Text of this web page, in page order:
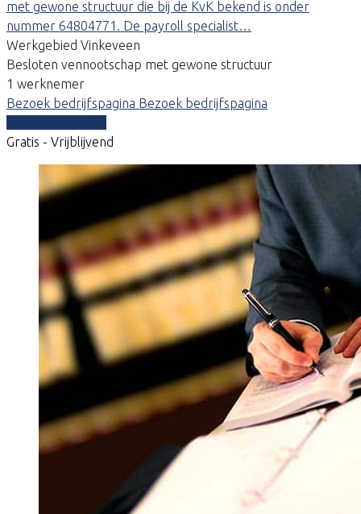
met gewone structuur die bij de KvK bekend is onder
nummer 64804771. De payroll specialist…
Werkgebied Vinkeveen
Besloten vennootschap met gewone structuur
1 werknemer
Bezoek bedrijfspagina Bezoek bedrijfspagina
Gratis - Vrijblijvend